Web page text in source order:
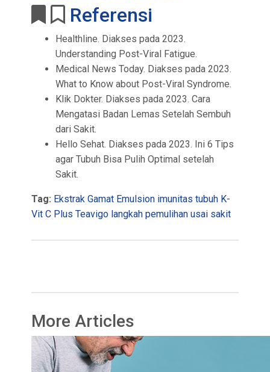
Referensi
Healthline. Diakses pada 2023.
Understanding Post-Viral Fatigue.
Medical News Today. Diakses pada 2023.
What to Know about Post-Viral Syndrome.
Klik Dokter. Diakses pada 2023. Cara
Mengatasi Badan Lemas Setelah Sembuh
dari Sakit.
Hello Sehat. Diakses pada 2023. Ini 6 Tips
agar Tubuh Bisa Pulih Optimal setelah
Sakit.
Tag: Ekstrak Gamat Emulsion imunitas tubuh K-
Vit C Plus Teavigo langkah pemulihan usai sakit
More Articles